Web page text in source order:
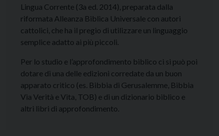
Lingua Corrente (3a ed. 2014), preparata dalla
riformata Alleanza Biblica Universale con autori
cattolici, che ha il pregio di utilizzare un linguaggio
semplice adatto ai più piccoli.
Per lo studio e l’approfondimento biblico ci si può poi
dotare di una delle edizioni corredate da un buon
apparato critico (es. Bibbia di Gerusalemme, Bibbia
Via Verità e Vita, TOB) e di un dizionario biblico e
altri libri di approfondimento.